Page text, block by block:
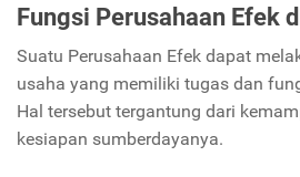
Fungsi Perusahaan Efek
Suatu Perusahaan Efek dapat
usaha yang memiliki tugas dan
Hal tersebut tergantung dari
kesiapan sumberdayanya.